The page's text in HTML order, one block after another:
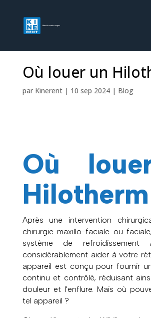
Où louer un
par Kinerent| 10 sep 2024| Blog
Où
Après une intervention
chirurgie maxillo-faciale ou
système de refroidissement
considérablement aider à votre
appareil est conçu pour fournir
continu et contrôlé, réduisant
douleur et l'enflure. Mais où
tel appareil ?